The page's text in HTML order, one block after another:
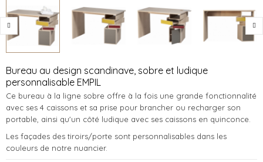
Bureau au design scandinave, sobre et ludique
personnalisable EMPIL
Ce bureau à la ligne sobre offre à la fois une grande fonctionnalité
avec ses 4 caissons et sa prise pour brancher ou recharger son
portable, ainsi qu'un côté ludique avec ses caissons en quinconce.
Les façades des tiroirs/porte sont personnalisables dans les
couleurs de notre nuancier.